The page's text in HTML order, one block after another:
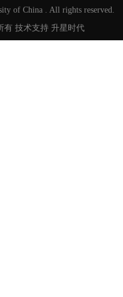
of China . All rights reserved.
有 技术支持 升星时代